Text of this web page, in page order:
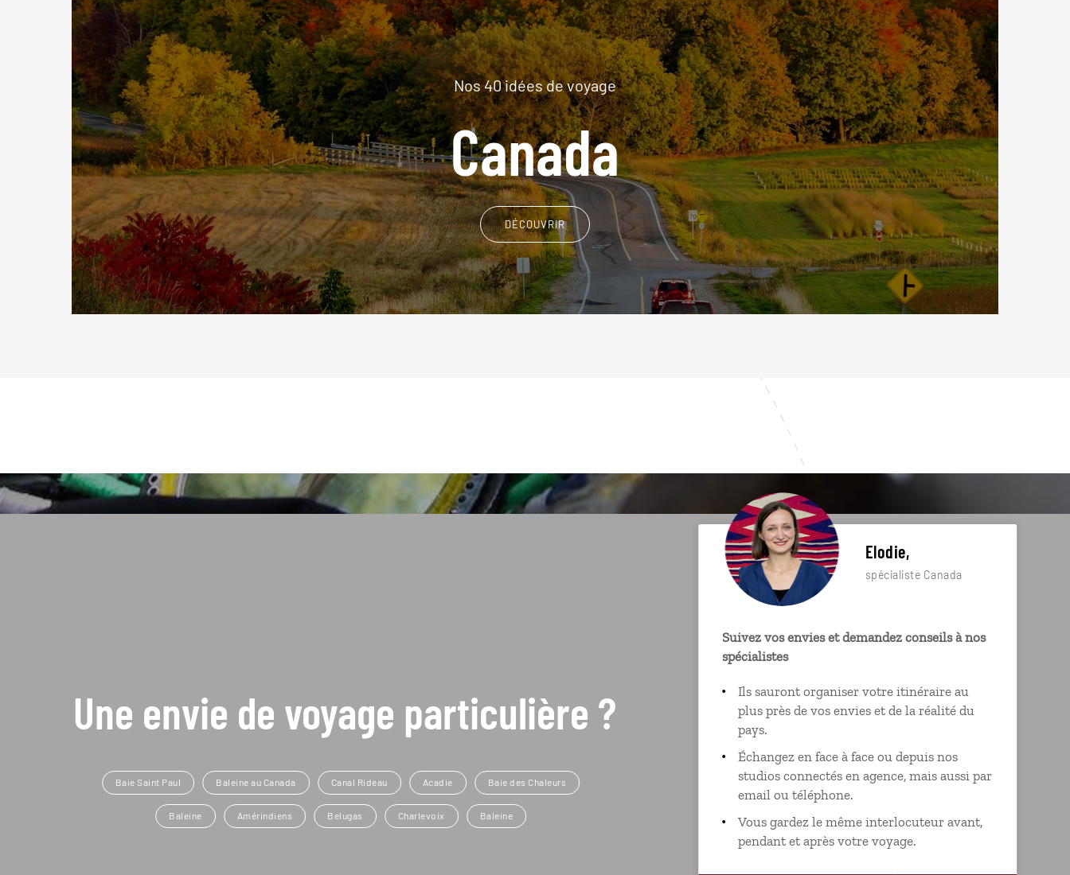
Nos 40 idées de voyage
Canada
DÉCOUVRIR
Une envie de voyage particulière ?
Baie Saint Paul Baleine au Canada Canal Rideau Acadie Baie des Chaleurs
Baleine Amérindiens Belugas Charlevoix Baleine
Elodie,
spécialiste Canada
Suivez vos envies et demandez conseils à nos
spécialistes
Ils sauront organiser votre itinéraire au
plus près de vos envies et de la réalité du
pays.
Échangez en face à face ou depuis nos
studios connectés en agence, mais aussi par
email ou téléphone.
Vous gardez le même interlocuteur avant,
pendant et après votre voyage.